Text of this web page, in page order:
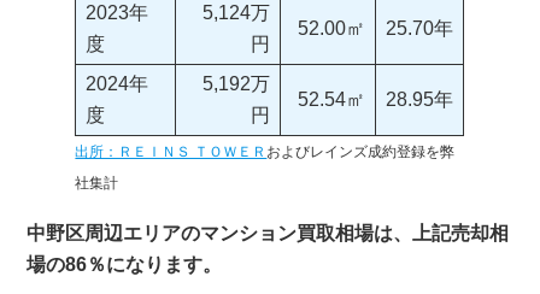
2023年
度
5,124万
円
52.00㎡ 25.70年
2024年
度
5,192万
円
52.54㎡ 28.95年
出所：ＲＥＩＮＳ ＴＯＷＥＲ およびレインズ成約登録を弊
社集計
中野区周辺エリアのマンション買取相場は、上記売却相
場の86％になります。